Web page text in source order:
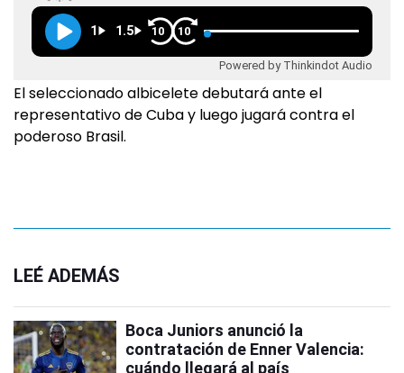
1 1.5 10 10
Powered by Thinkindot Audio
El seleccionado albicelete debutará ante el
representativo de Cuba y luego jugará contra el
poderoso Brasil.
LEÉ ADEMÁS
Boca Juniors anunció la
contratación de Enner Valencia:
cuándo llegará al país